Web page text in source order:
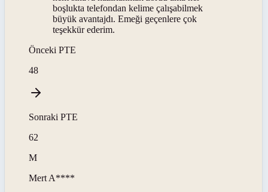
boşlukta telefondan kelime çalışabilmek
büyük avantajdı. Emeği geçenlere çok
teşekkür ederim.
Önceki PTE
48
Sonraki PTE
62
M
Mert A****